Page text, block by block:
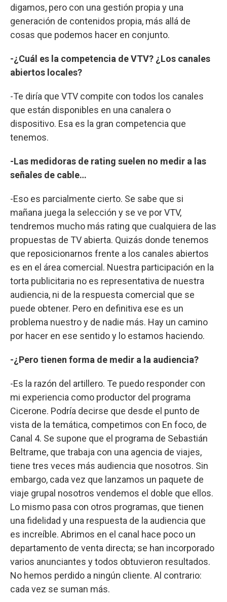
digamos, pero con una gestión propia y una
generación de contenidos propia, más allá de
cosas que podemos hacer en conjunto.
-¿Cuál es la competencia de VTV? ¿Los canales
abiertos locales?
-Te diría que VTV compite con todos los canales
que están disponibles en una canalera o
dispositivo. Esa es la gran competencia que
tenemos.
-Las medidoras de rating suelen no medir a las
señales de cable…
-Eso es parcialmente cierto. Se sabe que si
mañana juega la selección y se ve por VTV,
tendremos mucho más rating que cualquiera de las
propuestas de TV abierta. Quizás donde tenemos
que reposicionarnos frente a los canales abiertos
es en el área comercial. Nuestra participación en la
torta publicitaria no es representativa de nuestra
audiencia, ni de la respuesta comercial que se
puede obtener. Pero en definitiva ese es un
problema nuestro y de nadie más. Hay un camino
por hacer en ese sentido y lo estamos haciendo.
-¿Pero tienen forma de medir a la audiencia?
-Es la razón del artillero. Te puedo responder con
mi experiencia como productor del programa
Cicerone. Podría decirse que desde el punto de
vista de la temática, competimos con En foco, de
Canal 4. Se supone que el programa de Sebastián
Beltrame, que trabaja con una agencia de viajes,
tiene tres veces más audiencia que nosotros. Sin
embargo, cada vez que lanzamos un paquete de
viaje grupal nosotros vendemos el doble que ellos.
Lo mismo pasa con otros programas, que tienen
una fidelidad y una respuesta de la audiencia que
es increíble. Abrimos en el canal hace poco un
departamento de venta directa; se han incorporado
varios anunciantes y todos obtuvieron resultados.
No hemos perdido a ningún cliente. Al contrario:
cada vez se suman más.